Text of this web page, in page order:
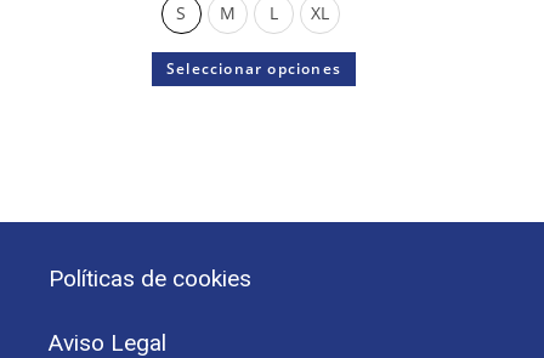
S
M L XL
Seleccionar opciones
Políticas de cookies
Aviso Legal